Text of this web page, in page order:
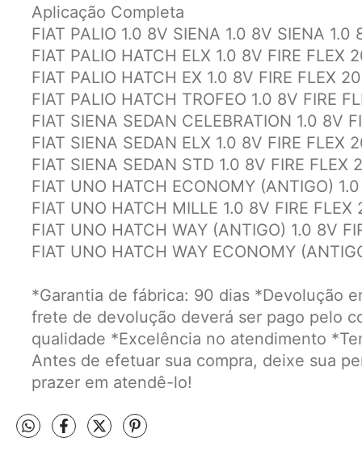
Aplicação Completa
FIAT PALIO 1.0 8V SIENA 1.0 8V SIENA 1.0
FIAT PALIO HATCH ELX 1.0 8V FIRE FLEX
FIAT PALIO HATCH EX 1.0 8V FIRE FLEX
FIAT PALIO HATCH TROFEO 1.0 8V FIRE
FIAT SIENA SEDAN CELEBRATION 1.0 8V
FIAT SIENA SEDAN ELX 1.0 8V FIRE FLEX
FIAT SIENA SEDAN STD 1.0 8V FIRE
FIAT UNO HATCH ECONOMY (ANTIGO)
FIAT UNO HATCH MILLE 1.0 8V FIRE
FIAT UNO HATCH WAY (ANTIGO) 1.0 8V
FIAT UNO HATCH WAY ECONOMY
*Garantia de fábrica: 90 dias *Devolução
frete de devolução deverá ser pago pelo
qualidade *Excelência no atendimento
Antes de efetuar sua compra, deixe sua
prazer em atendê-lo!